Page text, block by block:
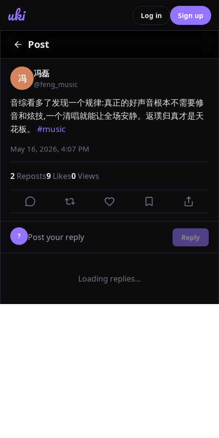
uki Log in Sign up
Post
冯 冯磊
@feng_music
音综看多了发现一个规律:真正的好声音根本不需要修
音和炫技,一个清唱就能让全场安静。返璞归真才是天
花板。 #music
May 16, 2026, 4:07 PM
2 Reposts9 Likes0Views
? Reply
Loading replies...